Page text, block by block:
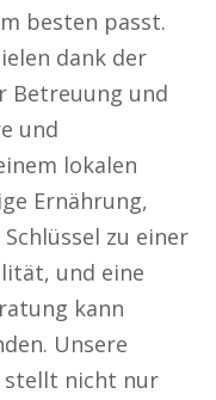
besten passt.
dank der
Betreuung und
und
lokalen
Ernährung,
zu einer
und eine
kann
Unsere
stellt nicht nur